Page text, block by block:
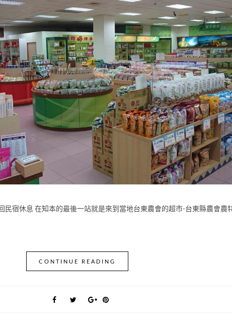
民宿休息 在知本的最後一站就是來到當地台東農會的超市-台東縣農會農
CONTINUE READING